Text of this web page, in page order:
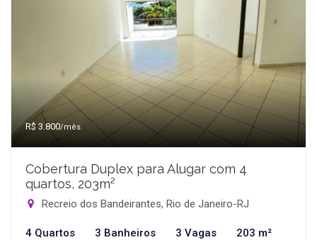
R$ 3.800/mês
Cobertura Duplex para Alugar com 4
quartos, 203m²
Recreio dos Bandeirantes, Rio de Janeiro-RJ
4 Quartos 3 Banheiros 3 Vagas 203 m²